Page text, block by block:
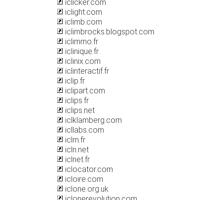
iclicker.com
iclight.com
iclimb.com
iclimbrocks.blogspot.com
iclimmo.fr
iclinique.fr
iclinix.com
iclinteractif.fr
iclip.fr
iclipart.com
iclips.fr
iclips.net
iclklamberg.com
icllabs.com
iclm.fr
icln.net
iclnet.fr
iclocator.com
icloire.com
iclone.org.uk